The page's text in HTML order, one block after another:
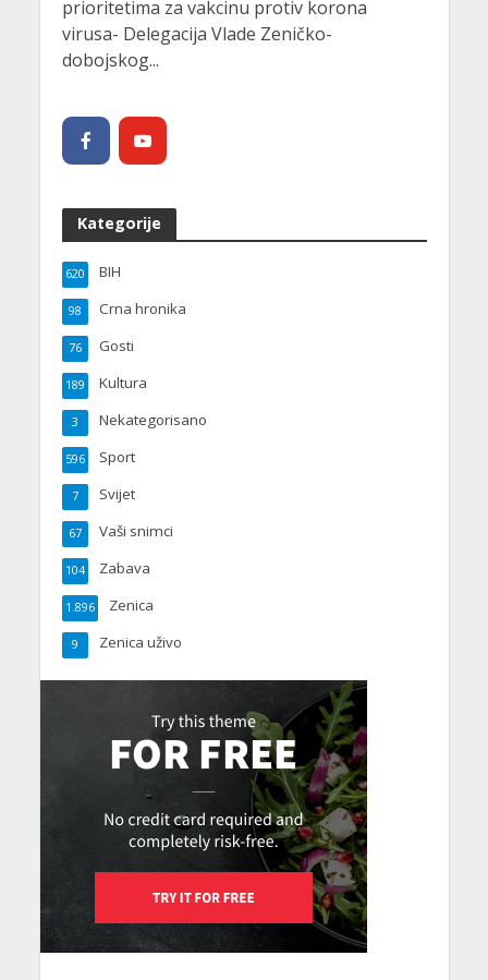
prioritetima za vakcinu protiv korona
virusa- Delegacija Vlade Zeničko-
dobojskog...
Kategorije
BIH
620
Crna hronika
98
Gosti
76
Kultura
189
Nekategorisano
3
Sport
596
Svijet
7
Vaši snimci
67
Zabava
104
Zenica
1.896
Zenica uživo
9